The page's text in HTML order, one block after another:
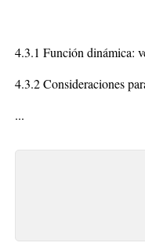
4.3.1 Función dinámica:
4.3.2 Consideraciones
...